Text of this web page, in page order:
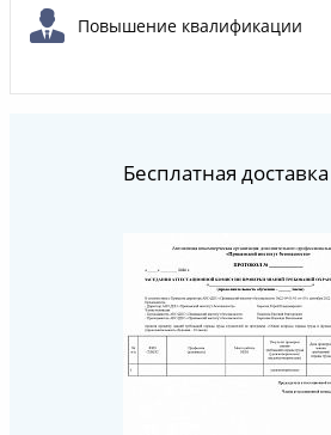
Повышение квалификации
Бесплатная доставка